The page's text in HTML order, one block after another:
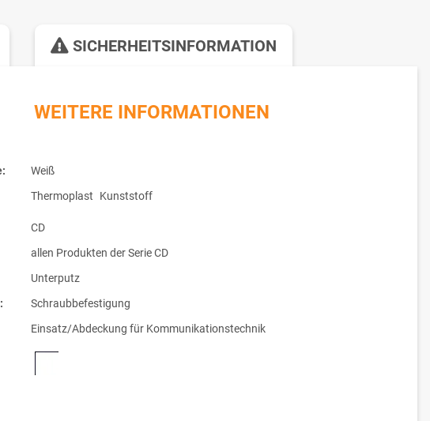
SICHERHEITSINFORMATION
WEITERE INFORMATIONEN
Weiß
Thermoplast Kunststoff
CD
allen Produkten der Serie CD
Unterputz
Schraubbefestigung
Einsatz/Abdeckung für Kommunikationstechnik